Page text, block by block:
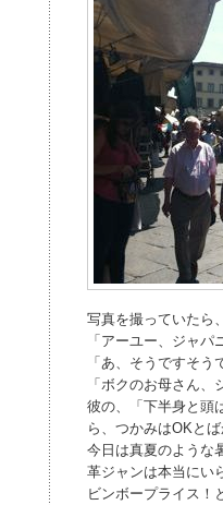
写真を撮っていたら
「アーユー、ジャパ
「あ、そうですそう
「ボクのお母さん、
彼の、「下半身と頭
ら、つかみはOKと
今日は真夏のような
革ジャンは本当にい
ビンボープライス！